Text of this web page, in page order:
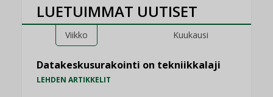
LUETUIMMAT UUTISET
Viikko Kuukausi
Datakeskusurakointi on tekniikkalaji
LEHDEN ARTIKKELIT